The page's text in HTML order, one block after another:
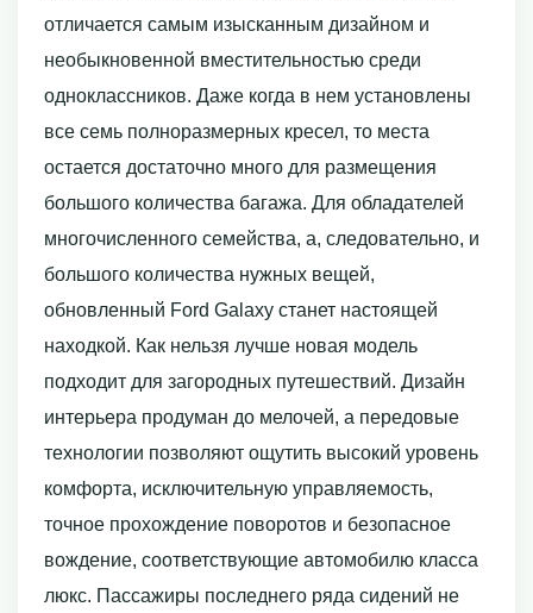
отличается самым изысканным дизайном и
необыкновенной вместительностью среди
одноклассников. Даже когда в нем установлены
все семь полноразмерных кресел, то места
остается достаточно много для размещения
большого количества багажа. Для обладателей
многочисленного семейства, а, следовательно, и
большого количества нужных вещей,
обновленный Ford Galaxy станет настоящей
находкой. Как нельзя лучше новая модель
подходит для загородных путешествий. Дизайн
интерьера продуман до мелочей, а передовые
технологии позволяют ощутить высокий уровень
комфорта, исключительную управляемость,
точное прохождение поворотов и безопасное
вождение, соответствующие автомобилю класса
люкс. Пассажиры последнего ряда сидений не